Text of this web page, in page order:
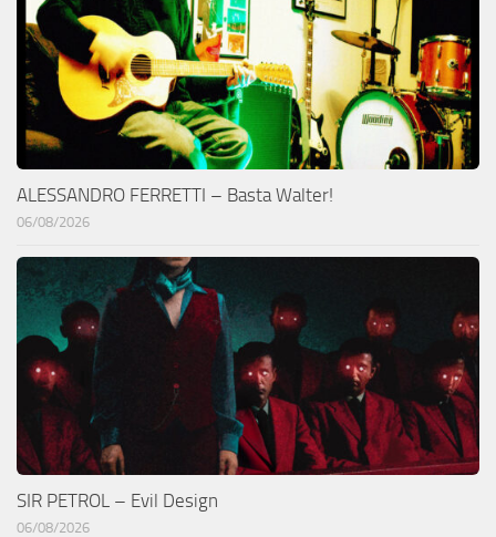
ALESSANDRO FERRETTI – Basta Walter!
06/08/2026
SIR PETROL – Evil Design
06/08/2026